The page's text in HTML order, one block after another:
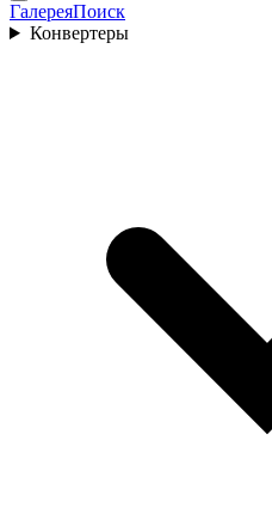
ГалереяПоиск
Конвертеры